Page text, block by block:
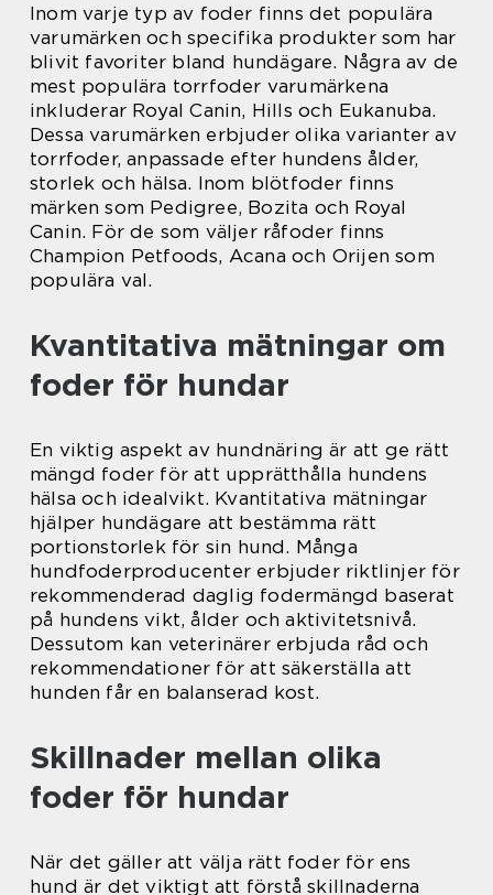
Inom varje typ av foder finns det populära
varumärken och specifika produkter som har
blivit favoriter bland hundägare. Några av de
mest populära torrfoder varumärkena
inkluderar Royal Canin, Hills och Eukanuba.
Dessa varumärken erbjuder olika varianter av
torrfoder, anpassade efter hundens ålder,
storlek och hälsa. Inom blötfoder finns
märken som Pedigree, Bozita och Royal
Canin. För de som väljer råfoder finns
Champion Petfoods, Acana och Orijen som
populära val.
Kvantitativa mätningar om
foder för hundar
En viktig aspekt av hundnäring är att ge rätt
mängd foder för att upprätthålla hundens
hälsa och idealvikt. Kvantitativa mätningar
hjälper hundägare att bestämma rätt
portionstorlek för sin hund. Många
hundfoderproducenter erbjuder riktlinjer för
rekommenderad daglig fodermängd baserat
på hundens vikt, ålder och aktivitetsnivå.
Dessutom kan veterinärer erbjuda råd och
rekommendationer för att säkerställa att
hunden får en balanserad kost.
Skillnader mellan olika
foder för hundar
När det gäller att välja rätt foder för ens
hund är det viktigt att förstå skillnaderna